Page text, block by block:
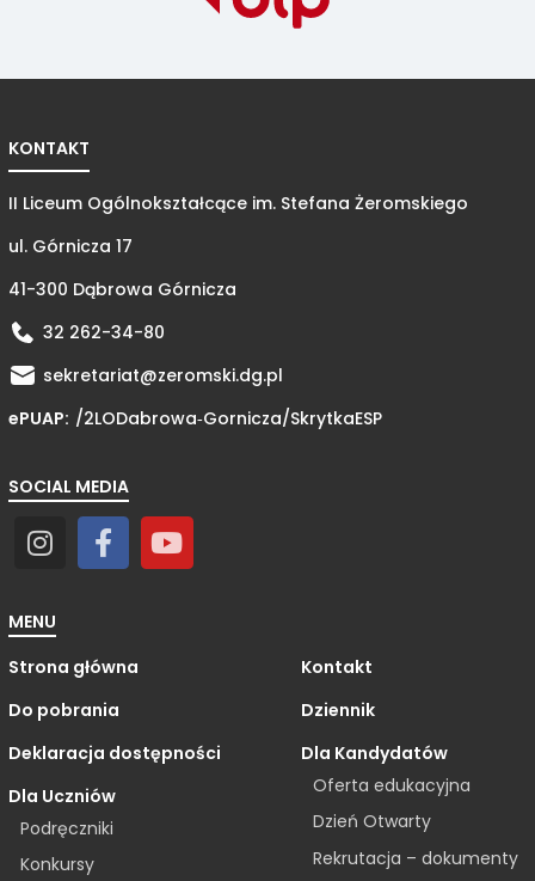
KONTAKT
II Liceum Ogólnokształcące im. Stefana Żeromskiego
ul. Górnicza 17
41-300 Dąbrowa Górnicza
32 262-34-80
sekretariat@zeromski.dg.pl
ePUAP: /2LODabrowa‑Gornicza/SkrytkaESP
SOCIAL MEDIA
MENU
Strona główna
Dla Uczniów
Podręczniki
Konkursy
Dla Kandydatów
Oferta edukacyjna
Dzień Otwarty
Rekrutacja – dokumenty
Dziennik
Do pobrania
Deklaracja dostępności
Kontakt